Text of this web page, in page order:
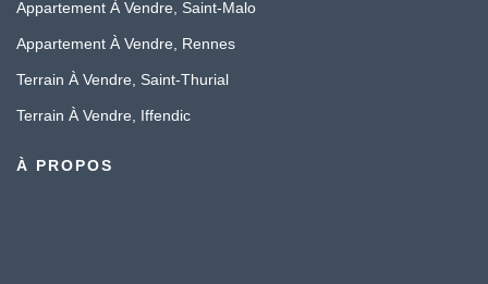
Appartement À Vendre, Saint-Malo
Appartement À Vendre, Rennes
Terrain À Vendre, Saint-Thurial
Terrain À Vendre, Iffendic
À PROPOS